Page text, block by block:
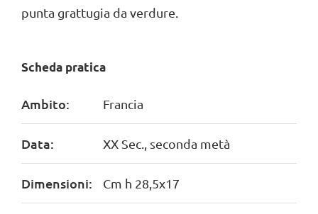
punta grattugia da verdure.
Scheda pratica
Ambito: Francia
Data: XX Sec., seconda metà
Dimensioni: Cm h 28,5x17